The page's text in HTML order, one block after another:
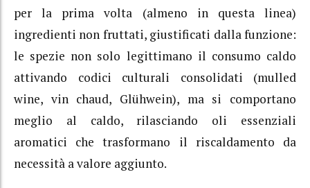
per la prima volta (almeno in questa linea)
ingredienti non fruttati, giustificati dalla funzione:
le spezie non solo legittimano il consumo caldo
attivando codici culturali consolidati (mulled
wine, vin chaud, Glühwein), ma si comportano
meglio al caldo, rilasciando oli essenziali
aromatici che trasformano il riscaldamento da
necessità a valore aggiunto.